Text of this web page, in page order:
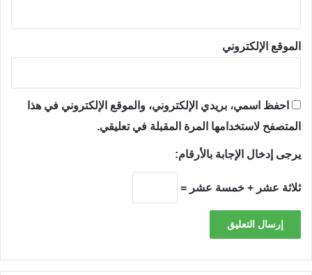
الموقع الإلكتروني
احفظ اسمي، بريدي الإلكتروني، والموقع الإلكتروني في هذا
المتصفح لاستخدامها المرة المقبلة في تعليقي.
يرجى إدخال الإجابة بالأرقام:
ثلاثة عشر + خمسة عشر =